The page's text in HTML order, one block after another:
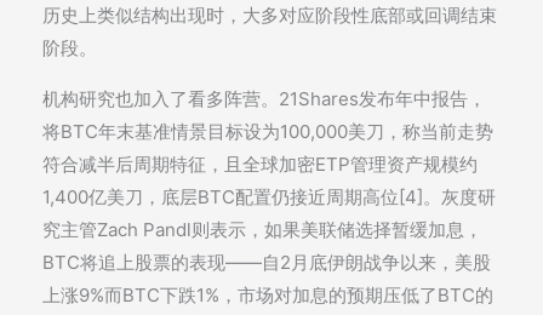
历史上类似结构出现时，大多对应阶段性底部或回调结束
阶段。
机构研究也加入了看多阵营。21Shares发布年中报告，
将BTC年末基准情景目标设为100,000美刀，称当前走势
符合减半后周期特征，且全球加密ETP管理资产规模约
1,400亿美刀，底层BTC配置仍接近周期高位[4]。灰度研
究主管Zach Pandl则表示，如果美联储选择暂缓加息，
BTC将追上股票的表现——自2月底伊朗战争以来，美股
上涨9%而BTC下跌1%，市场对加息的预期压低了BTC的